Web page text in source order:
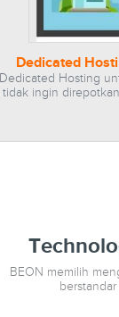
Dedicated
Dedicated Hosting
tidak ingin
BEON memilih